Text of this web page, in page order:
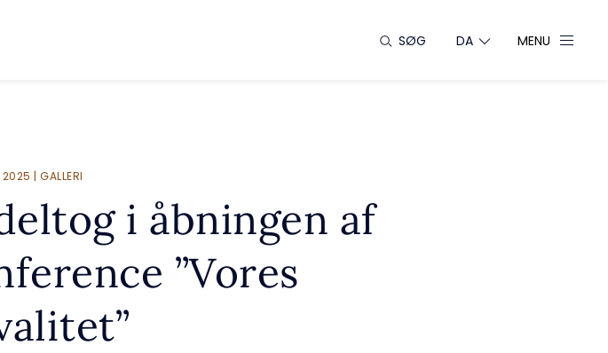
SØG DA MENU
| GALLERI
i åbningen af
”Vores